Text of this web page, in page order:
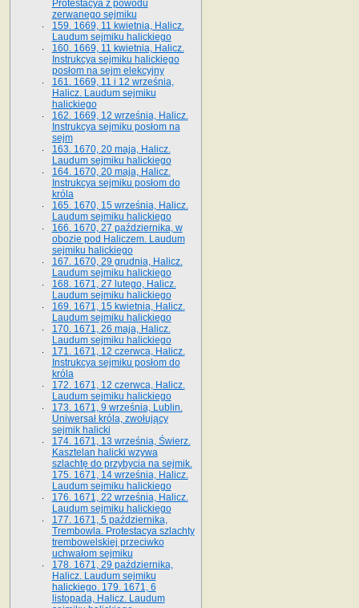
Protestacya z powodu
zerwanego sejmiku
159. 1669, 11 kwietnia, Halicz.
Laudum sejmiku halickiego
160. 1669, 11 kwietnia, Halicz.
Instrukcya sejmiku halickiego
posłom na sejm elekcyjny
161. 1669, 11 i 12 września,
Halicz. Laudum sejmiku
halickiego
162. 1669, 12 września, Halicz.
Instrukcya sejmiku posłom na
sejm
163. 1670, 20 maja, Halicz.
Laudum sejmiku halickiego
164. 1670, 20 maja, Halicz.
Instrukcya sejmiku posłom do
króla
165. 1670, 15 września, Halicz.
Laudum sejmiku halickiego
166. 1670, 27 października, w
obozie pod Haliczem. Laudum
sejmiku halickiego
167. 1670, 29 grudnia, Halicz.
Laudum sejmiku halickiego
168. 1671, 27 lutego, Halicz.
Laudum sejmiku halickiego
169. 1671, 15 kwietnia, Halicz.
Laudum sejmiku halickiego
170. 1671, 26 maja, Halicz.
Laudum sejmiku halickiego
171. 1671, 12 czerwca, Halicz.
Instrukcya sejmiku posłom do
króla
172. 1671, 12 czerwca, Halicz.
Laudum sejmiku halickiego
173. 1671, 9 września, Lublin.
Uniwersał króla, zwołujący
sejmik halicki
174. 1671, 13 września, Świerz.
Kasztelan halicki wzywa
szlachtę do przybycia na sejmik.
175. 1671, 14 września, Halicz.
Laudum sejmiku halickiego
176. 1671, 22 września, Halicz.
Laudum sejmiku halickiego
177. 1671, 5 października,
Trembowla. Protestacya szlachty
trembowelskiej przeciwko
uchwałom sejmiku
178. 1671, 29 października,
Halicz. Laudum sejmiku
halickiego. 179. 1671, 6
listopada, Halicz. Laudum